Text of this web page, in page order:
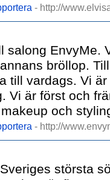
- http://
salong EnvyMe.
bröllop.
till vardags. Vi
Vi är först och
och
- http://
största